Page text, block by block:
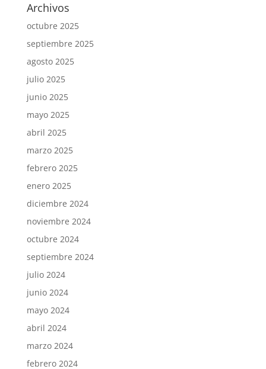
Archivos
octubre 2025
septiembre 2025
agosto 2025
julio 2025
junio 2025
mayo 2025
abril 2025
marzo 2025
febrero 2025
enero 2025
diciembre 2024
noviembre 2024
octubre 2024
septiembre 2024
julio 2024
junio 2024
mayo 2024
abril 2024
marzo 2024
febrero 2024